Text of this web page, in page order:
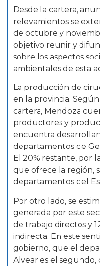
Desde la cartera,
relevamientos se
de octubre y
objetivo reunir y
sobre los aspectos
ambientales de esta
La producción de
en la provincia.
cartera, Mendoza
productores y
encuentra
departamentos de
El 20% restante, por
que ofrece la región,
departamentos del
Por otro lado, se
generada por este
de trabajo directos y
indirecta. En este
gobierno, que el
Alvear es el segundo,